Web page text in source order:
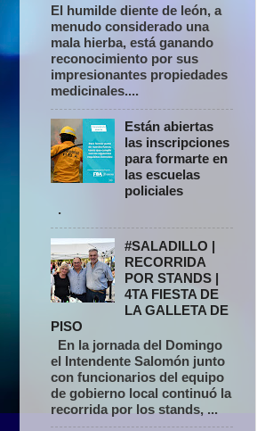
El humilde diente de león, a
menudo considerado una
mala hierba, está ganando
reconocimiento por sus
impresionantes propiedades
medicinales....
Están abiertas
las inscripciones
para formarte en
las escuelas
policiales
.
#SALADILLO |
RECORRIDA
POR STANDS |
4TA FIESTA DE
LA GALLETA DE
PISO
En la jornada del Domingo
el Intendente Salomón junto
con funcionarios del equipo
de gobierno local continuó la
recorrida por los stands, ...